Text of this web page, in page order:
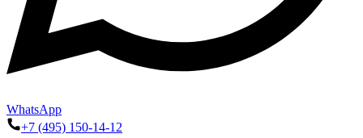
WhatsApp
+7 (495) 150-14-12